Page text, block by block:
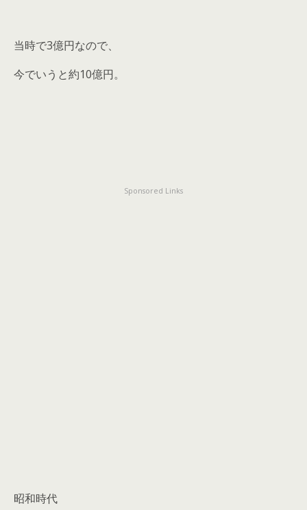
当時で3億円なので、
今でいうと約10億円。
Sponsored Links
昭和時代